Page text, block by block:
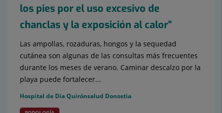
los pies por el uso excesivo de
chanclas y la exposición al calor”
Las ampollas, rozaduras, hongos y la sequedad
cutánea son algunas de las consultas más frecuentes
durante los meses de verano. Caminar descalzo por la
playa puede fortalecer...
Hospital de Día Quirónsalud Donostia